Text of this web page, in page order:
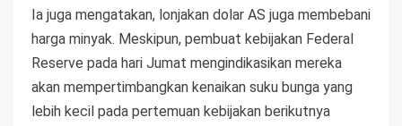
Ia juga mengatakan, lonjakan dolar AS juga membebani
harga minyak. Meskipun, pembuat kebijakan Federal
Reserve pada hari Jumat mengindikasikan mereka
akan mempertimbangkan kenaikan suku bunga yang
lebih kecil pada pertemuan kebijakan berikutnya